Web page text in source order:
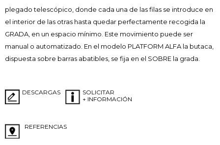
plegado telescópico, donde cada una de las filas se introduce en
el interior de las otras hasta quedar perfectamente recogida la
GRADA, en un espacio mínimo. Este movimiento puede ser
manual o automatizado. En el modelo PLATFORM ALFA la butaca,
dispuesta sobre barras abatibles, se fija en el SOBRE la grada.
DESCARGAS
SOLICITAR
+ INFORMACIÓN
REFERENCIAS